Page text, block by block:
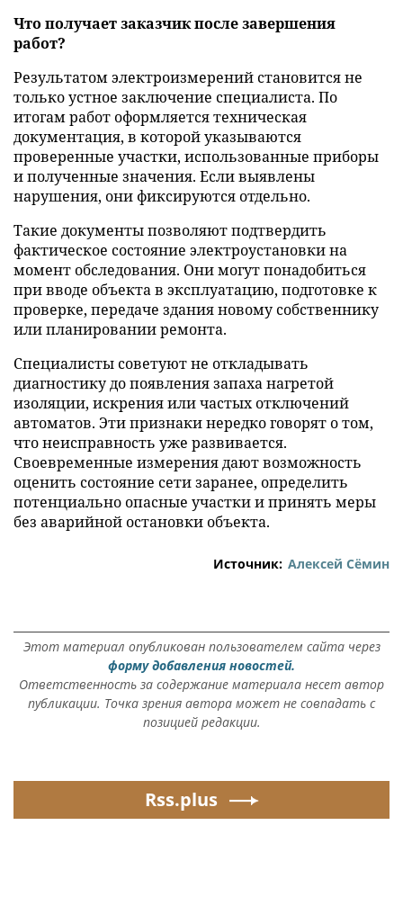
Что получает заказчик после завершения
работ?
Результатом электроизмерений становится не
только устное заключение специалиста. По
итогам работ оформляется техническая
документация, в которой указываются
проверенные участки, использованные приборы
и полученные значения. Если выявлены
нарушения, они фиксируются отдельно.
Такие документы позволяют подтвердить
фактическое состояние электроустановки на
момент обследования. Они могут понадобиться
при вводе объекта в эксплуатацию, подготовке к
проверке, передаче здания новому собственнику
или планировании ремонта.
Специалисты советуют не откладывать
диагностику до появления запаха нагретой
изоляции, искрения или частых отключений
автоматов. Эти признаки нередко говорят о том,
что неисправность уже развивается.
Своевременные измерения дают возможность
оценить состояние сети заранее, определить
потенциально опасные участки и принять меры
без аварийной остановки объекта.
Источник: Алексей Сёмин
Этот материал опубликован пользователем сайта через
форму добавления новостей.
Ответственность за содержание материала несет автор
публикации. Точка зрения автора может не совпадать с
позицией редакции.
Rss.plus